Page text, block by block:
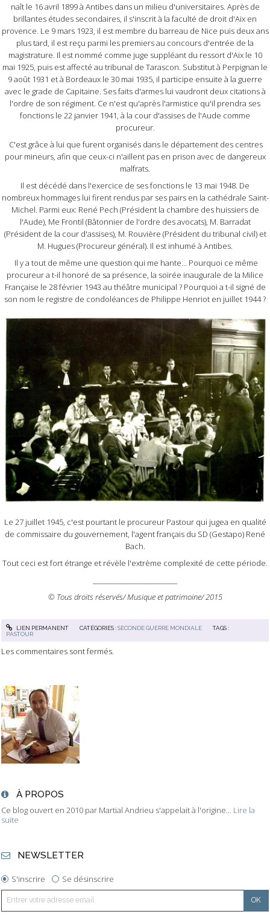
À PROPOS
Ce blog ouvert en 2010 par Martial Andrieu s'appelait à l'origine... Lire la
suite
NEWSLETTER
S'inscrire Se désinscrire
naît le 16 avril 1899 à Antibes dans un milieu d'universitaires. Après de
brillantes études secondaires, il s'inscrit à la faculté de droit d'Aix en
provence. Le 9 mars 1923, il est membre du barreau de Nice puis deux ans
plus tard, il est reçu parmi les premiers au concours d'entrée de la
magistrature. Il est nommé comme juge suppléant du ressort d'Aix le 10
mai 1925, puis est affecté au tribunal de Tarascon. Substitut à Perpignan le
9 août 1931 et à Bordeaux le 30 mai 1935, il participe ensuite à la guerre
avec le grade de Capitaine. Ses faits d'armes lui vaudront deux citations à
l'ordre de son régiment. Ce n'est qu'après l'armistice qu'il prendra ses
fonctions le 22 janvier 1941, à la cour d'assises de l'Aude comme
procureur.
C'est grâce à lui que furent organisés dans le département des centres
pour mineurs, afin que ceux-ci n'aillent pas en prison avec de dangereux
malfrats.
Il est décédé dans l'exercice de ses fonctions le 13 mai 1948. De
nombreux hommages lui firent rendus par ses pairs en la cathédrale Saint-
Michel. Parmi eux: René Pech (Président la chambre des huissiers de
l'Aude), Me Frontil (Bâtonnier de l'ordre des avocats), M. Barradat
(Président de la cour d'assises), M. Rouvière (Président du tribunal civil) et
M. Hugues (Procureur général). Il est inhumé à Antibes.
Il y a tout de même une question qui me hante... Pourquoi ce même
procureur a t-il honoré de sa présence, la soirée inaugurale de la Milice
Française le 28 février 1943 au théâtre municipal ? Pourquoi a t-il signé de
son nom le registre de condoléances de Philippe Henriot en juillet 1944 ?
Le 27 juillet 1945, c'est pourtant le procureur Pastour qui jugea en qualité
de commissaire du gouvernement, l'agent français du SD (Gestapo) René
Bach.
Tout ceci est fort étrange et révèle l'extrème complexité de cette période.
© Tous droits réservés/ Musique et patrimoine/ 2015
LIEN PERMANENT CATÉGORIES :SECONDE GUERRE MONDIALE
TAGS :
PASTOUR
Les commentaires sont fermés.